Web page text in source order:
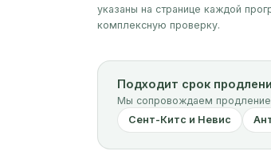
указаны на странице каждой
комплексную проверку.
Подходит срок
Мы сопровождаем продление
Сент-Китс и Невис